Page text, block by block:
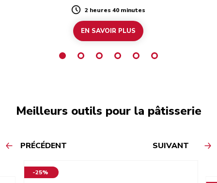
Duration
2 heures 40 minutes
EN SAVOIR PLUS
Meilleurs outils pour la pâtisserie
PRÉCÉDENT SUIVANT
-25%